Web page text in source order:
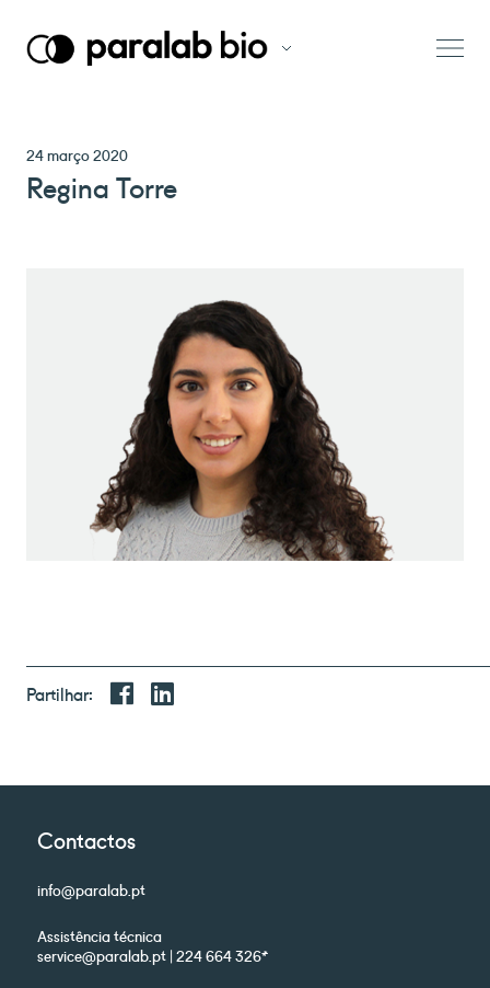
24 março 2020
Regina Torre
Partilhar:
Contactos
info@paralab.pt
Assistência técnica
service@paralab.pt | 224 664 326*